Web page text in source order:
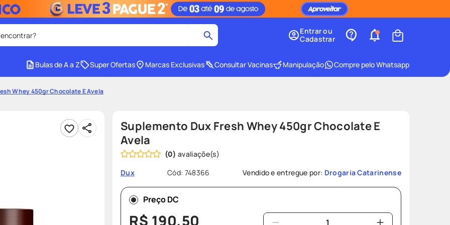
facial 4º shampoo
8º protetor solar
teste gravidez
Entrar ou
Cadastrar
Bulas de A a Z Super Ofertas Marcas Exclusivas Consultar Vacinas Manipulação Compre pelo Whatsapp
Whey 450gr Chocolate E Avela
Suplemento Dux Fresh Whey 450gr Chocolate E
Avela
(0)
Dux
Cód: 748366 Vendido e entregue por: Drogaria Catarinense
Preço DC
R$ 190,50